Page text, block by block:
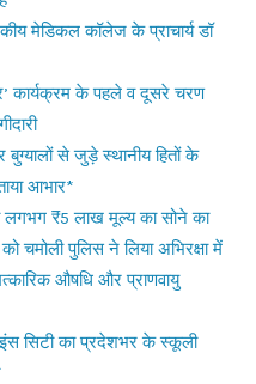
मेडिकल कॉलेज के प्राचार्य डॉ
कार्यक्रम के पहले व दूसरे चरण
से जुड़े स्थानीय हितों के
आभार*
लगभग ₹5 लाख मूल्य का सोने का
चमोली पुलिस ने लिया अभिरक्षा में
औषधि और प्राणवायु
सिटी का प्रदेशभर के स्कूली